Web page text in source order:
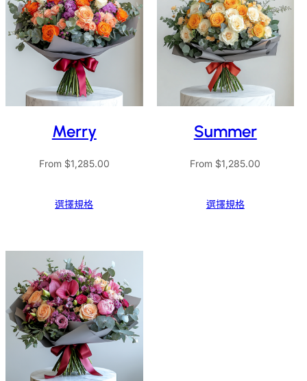
Merry
From $1,285.00
選擇規格
Summer
From$1,285.00
選擇規格